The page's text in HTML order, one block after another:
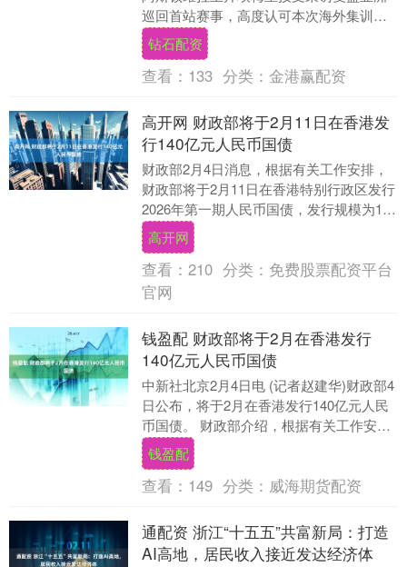
巡回首站赛事，高度认可本次海外集训价
值，直言赛程安排绝佳，同时点明球队海
外品牌推广的....
钻石配资
查看： 133 分类： 金港赢配资
高开网 财政部将于2月11日在香港发
行140亿元人民币国债
财政部2月4日消息，根据有关工作安排，
财政部将于2月11日在香港特别行政区发行
2026年第一期人民币国债，发行规模为140
亿元，具体发行安排将在香港金融管理局
债....
高开网
查看： 210 分类： 免费股票配资平台
官网
钱盈配 财政部将于2月在香港发行
140亿元人民币国债
中新社北京2月4日电 (记者赵建华)财政部4
日公布，将于2月在香港发行140亿元人民
币国债。 财政部介绍，根据有关工作安
排，将于2月11日在香港特别行政区发行
2....
钱盈配
查看： 149 分类： 威海期货配资
通配资 浙江“十五五”共富新局：打造
AI高地，居民收入接近发达经济体